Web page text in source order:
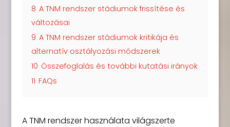
8 A TNM rendszer stádiumok frissítése és
változásai
9 A TNM rendszer stádiumok kritikája és
alternatív osztályozási módszerek
10 Összefoglalás és további kutatási irányok
11 FAQs
A TNM rendszer használata világszerte